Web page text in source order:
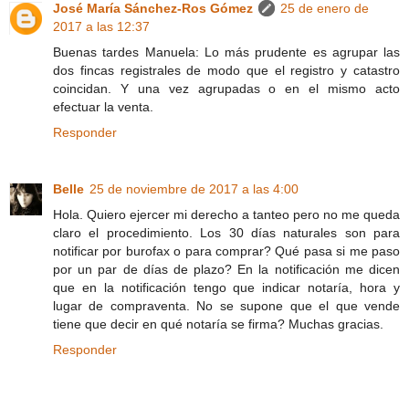
José María Sánchez-Ros Gómez
25 de enero de
2017 a las 12:37
Buenas tardes Manuela: Lo más prudente es agrupar las
dos fincas registrales de modo que el registro y catastro
coincidan. Y una vez agrupadas o en el mismo acto
efectuar la venta.
Responder
Belle 25 de noviembre de 2017 a las 4:00
Hola. Quiero ejercer mi derecho a tanteo pero no me queda
claro el procedimiento. Los 30 días naturales son para
notificar por burofax o para comprar? Qué pasa si me paso
por un par de días de plazo? En la notificación me dicen
que en la notificación tengo que indicar notaría, hora y
lugar de compraventa. No se supone que el que vende
tiene que decir en qué notaría se firma? Muchas gracias.
Responder